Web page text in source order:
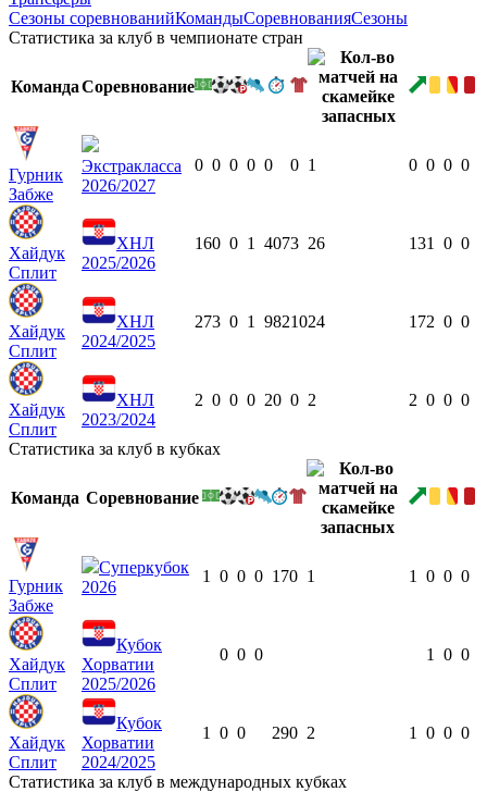
Сезоны соревнованийКомандыСоревнованияСезоны
Статистика за клуб в чемпионате стран
КомандаСоревнование
Гурник
Забже
Экстракласса
2026/2027
0 0 0 0 0 0 1 0 0 0 0
Хайдук
Сплит
ХНЛ
2025/2026
160 0 1 4073 26 131 0 0
Хайдук
Сплит
ХНЛ
2024/2025
273 0 1 9821024 172 0 0
Хайдук
Сплит
ХНЛ
2023/2024
2 0 0 0 20 0 2 2 0 0 0
Статистика за клуб в кубках
Команда Соревнование
Гурник
Забже
Суперкубок
2026
1 0 0 0 170 1 1 0 0 0
Хайдук
Сплит
Кубок
Хорватии
2025/2026
0 0 0 1 0 0
Хайдук
Сплит
Кубок
Хорватии
2024/2025
1 0 0 290 2 1 0 0 0
Статистика за клуб в международных кубках